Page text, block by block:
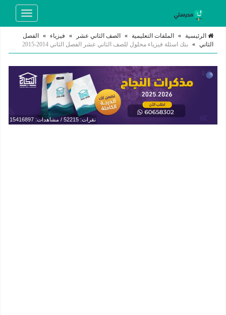
Toggle
الرئيسية » الملفات التعليمية » الصف الثاني عشر » فيزياء »
الفصل
الثاني » بنك اسئلة فيزياء محلول للصف الثاني عشر الفصل الثاني 2014-2015
نقرات: 52215 / مشاهدات: 15416897